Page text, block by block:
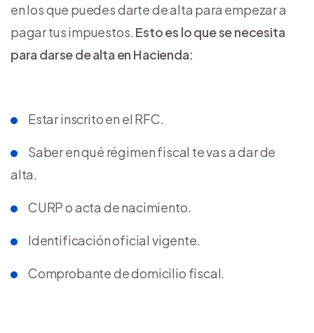
en los que puedes darte de alta para empezar a
pagar tus impuestos. Esto es lo que se necesita
para darse de alta en Hacienda:
Estar inscrito en el RFC.
Saber en qué régimen fiscal te vas a dar de
alta.
CURP o acta de nacimiento.
Identificación oficial vigente.
Comprobante de domicilio fiscal.